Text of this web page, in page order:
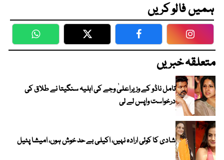
ہمیں فالو کریں
WhatsApp Twitter Facebook
متعلقہ خبریں
تامل ناڈو کے وزیراعلیٰ وجے کی اہلیہ سنگیتا نے طلاق کی
درخواست واپس لے لی
شادی کا کوئی ارادہ نہیں، اکیلی بے حد خوش ہوں، امیشا پٹیل